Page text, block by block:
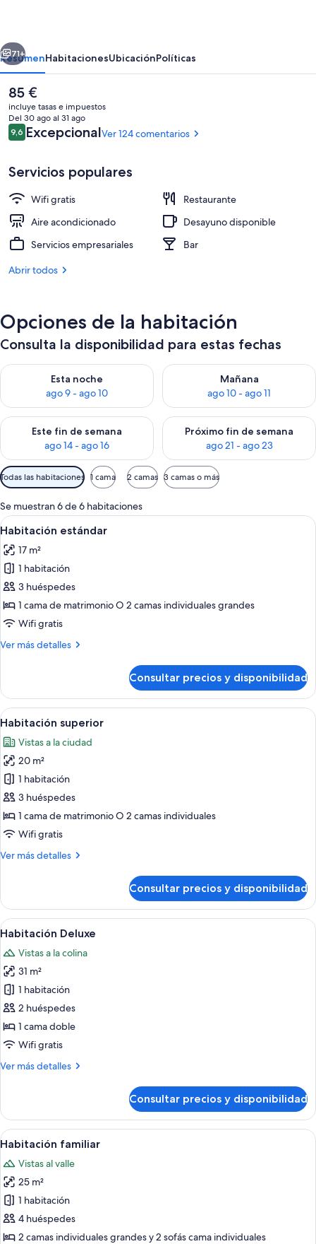
Terraza en la azotea
Siguiente
71+
ResumenHabitacionesUbicaciónPolíticas
El
precio
actual
es
de
85 €
incluye tasas e impuestos
Del 30 ago al 31 ago
Comentarios
9,69,6 de 10
ExcepcionalVer 124 comentarios
Servicios populares
Wifi gratis
Restaurante
Aire acondicionado
Desayuno disponible
Servicios empresariales
Bar
Abrir todos
Opciones de la habitación
Consulta la disponibilidad para estas fechas
Esta noche
ago 9 - ago 10
Consulta la disponibilidad para esta noche, ago 9 - ago 10
Mañana
ago 10 - ago 11
Consulta la disponibilidad
Este fin de semana
ago 14 - ago 16
Consulta la disponibilidad para este fin de semana, ago 14 -
Próximo fin de semana
ago 21 - ago 23
Consulta la disponibilidad
Filtros
disponibles
para
las
habitaciones
Todas las habitaciones 1 cama 2 camas 3 camas o más
Se muestran 6 de 6 habitaciones
Abrir
todas
las
fotos
de
Habitación
estándar
Un dormitorio moderno con dos
8
Habitación estándar
17 m²
1 habitación
3 huéspedes
1 cama de matrimonio O 2 camas individuales grandes
Wifi gratis
Ver más detalles
Más
estándar
Consultar precios y disponibilidad
Abrir
todas
las
fotos
de
Habitación
superior
Un dormitorio moderno con una
7
Habitación superior
Vistas a la ciudad
20 m²
1 habitación
3 huéspedes
1 cama de matrimonio O 2 camas individuales
Wifi gratis
Ver más detalles
Más
superior
Consultar precios y disponibilidad
Abrir
todas
las
fotos
de
Habitación
Deluxe
Un baño moderno con una bañera
9
Habitación Deluxe
Vistas a la colina
31 m²
1 habitación
2 huéspedes
1 cama doble
Wifi gratis
Ver más detalles
Más
Deluxe
Consultar precios y disponibilidad
Abrir
todas
las
fotos
de
Habitación
familiar
Una cama litera con escritorio, sillas,
8
Habitación familiar
Vistas al valle
25 m²
1 habitación
4 huéspedes
2 camas individuales grandes y 2 sofás cama individuales